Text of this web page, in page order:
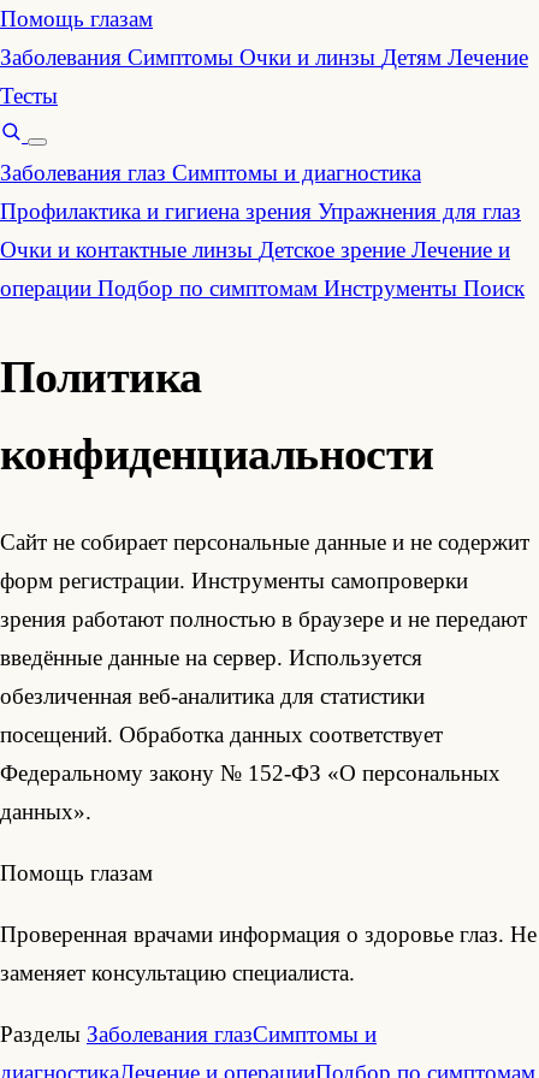
Помощь глазам
Заболевания Симптомы Очки и линзы Детям Лечение
Тесты
Заболевания глаз Симптомы и диагностика
Профилактика и гигиена зрения Упражнения для глаз
Очки и контактные линзы Детское зрение Лечение и
операции Подбор по симптомам Инструменты Поиск
Политика
конфиденциальности
Сайт не собирает персональные данные и не содержит
форм регистрации. Инструменты самопроверки
зрения работают полностью в браузере и не передают
введённые данные на сервер. Используется
обезличенная веб-аналитика для статистики
посещений. Обработка данных соответствует
Федеральному закону № 152-ФЗ «О персональных
данных».
Помощь глазам
Проверенная врачами информация о здоровье глаз. Не
заменяет консультацию специалиста.
Разделы Заболевания глазСимптомы и
диагностикаЛечение и операцииПодбор по симптомам